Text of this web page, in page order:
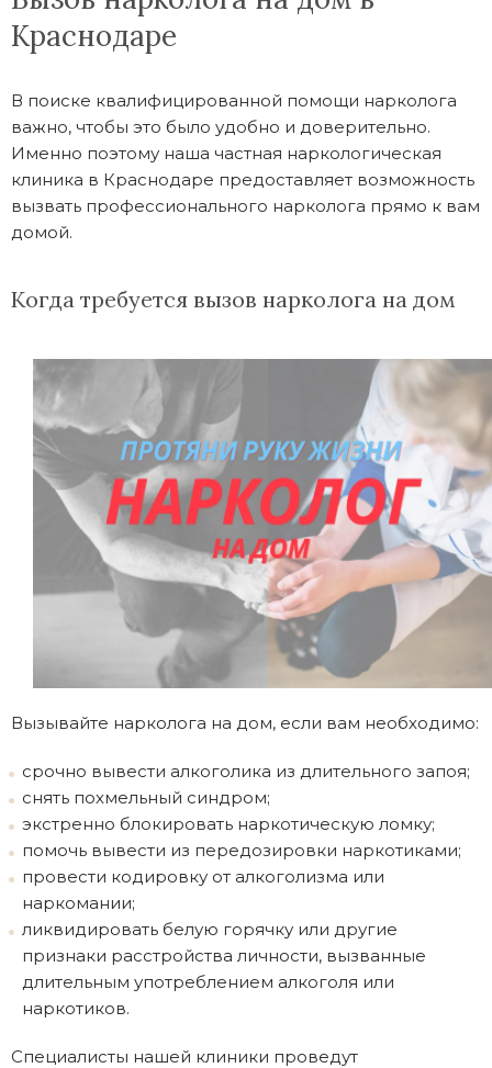
Краснодаре
В поиске квалифицированной помощи нарколога
важно, чтобы это было удобно и доверительно.
Именно поэтому наша частная наркологическая
клиника в Краснодаре предоставляет возможность
вызвать профессионального нарколога прямо к вам
домой.
Когда требуется вызов нарколога на дом
Вызывайте нарколога на дом, если вам необходимо:
срочно вывести алкоголика из длительного запоя;
снять похмельный синдром;
экстренно блокировать наркотическую ломку;
помочь вывести из передозировки наркотиками;
провести кодировку от алкоголизма или
наркомании;
ликвидировать белую горячку или другие
признаки расстройства личности, вызванные
длительным употреблением алкоголя или
наркотиков.
Специалисты нашей клиники проведут